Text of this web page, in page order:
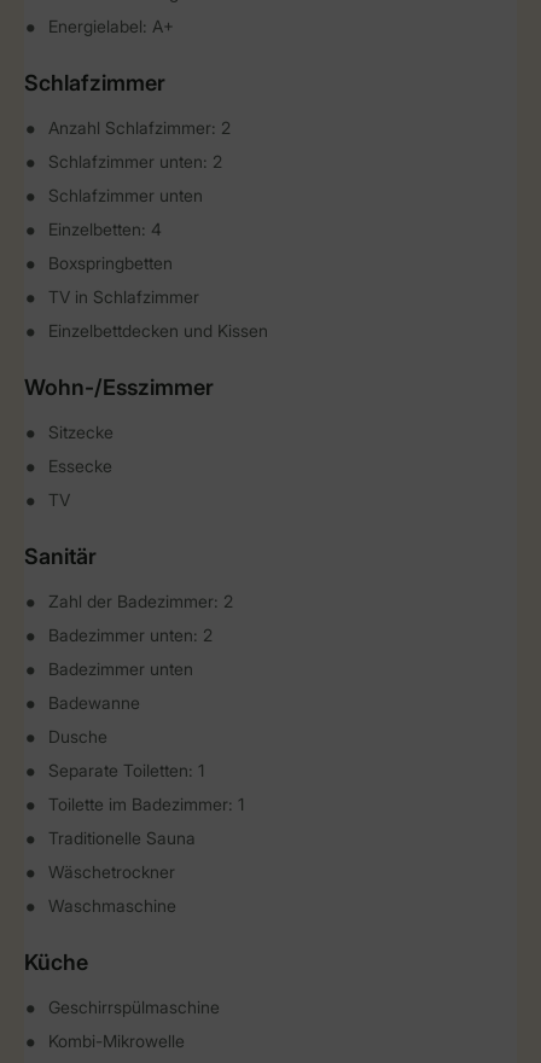
Energielabel: A+
Schlafzimmer
Anzahl Schlafzimmer: 2
Schlafzimmer unten: 2
Schlafzimmer unten
Einzelbetten: 4
Boxspringbetten
TV in Schlafzimmer
Einzelbettdecken und Kissen
Wohn-/Esszimmer
Sitzecke
Essecke
TV
Sanitär
Zahl der Badezimmer: 2
Badezimmer unten: 2
Badezimmer unten
Badewanne
Dusche
Separate Toiletten: 1
Toilette im Badezimmer: 1
Traditionelle Sauna
Wäschetrockner
Waschmaschine
Küche
Geschirrspülmaschine
Kombi-Mikrowelle